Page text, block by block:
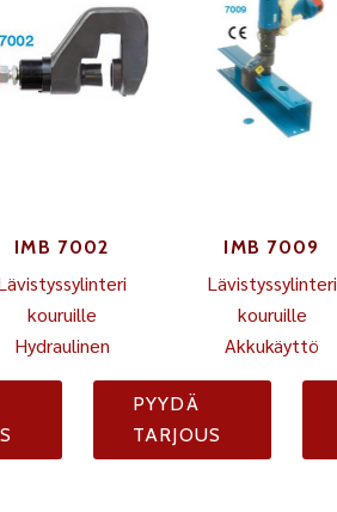
IMB 7002
kouruille
Hydraulinen
IMB 7009
Lävistyssylinteri
kouruille
Akkukäyttö
PYYDÄ
TARJOUS